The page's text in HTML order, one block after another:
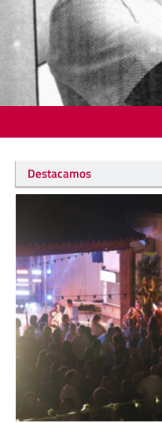
Destacamos